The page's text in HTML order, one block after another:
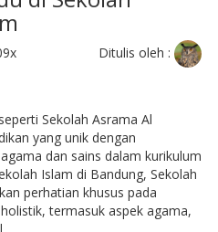
Ditulis oleh :
Sekolah Asrama Al
yang unik dengan
dan sains dalam kurikulum
Islam di Bandung, Sekolah
perhatian khusus pada
termasuk aspek agama,